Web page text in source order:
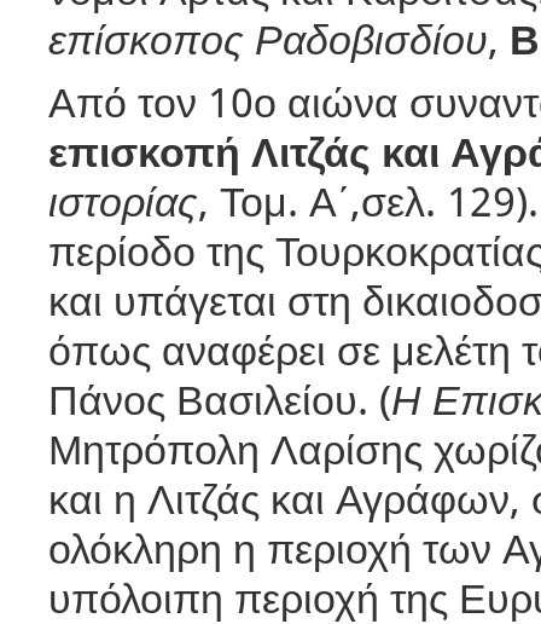
επίσκοπος Ραδοβισδίου,
Από τον 10ο αιώνα
επισκοπή Λιτζάς και
ιστορίας, Τομ. Α΄,σελ.
περίοδο της
και υπάγεται στη
όπως αναφέρει σε μελέτη
Πάνος Βασιλείου. (Η
Μητρόπολη Λαρίσης
και η Λιτζάς και
ολόκληρη η περιοχή των
υπόλοιπη περιοχή της